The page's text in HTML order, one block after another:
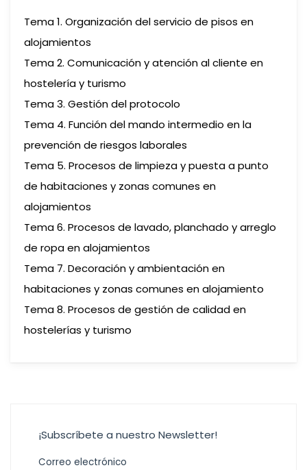
Tema 1. Organización del servicio de pisos en
alojamientos
Tema 2. Comunicación y atención al cliente en
hostelería y turismo
Tema 3. Gestión del protocolo
Tema 4. Función del mando intermedio en la
prevención de riesgos laborales
Tema 5. Procesos de limpieza y puesta a punto
de habitaciones y zonas comunes en
alojamientos
Tema 6. Procesos de lavado, planchado y arreglo
de ropa en alojamientos
Tema 7. Decoración y ambientación en
habitaciones y zonas comunes en alojamiento
Tema 8. Procesos de gestión de calidad en
hostelerías y turismo
¡Subscríbete a nuestro Newsletter!
Correo electrónico